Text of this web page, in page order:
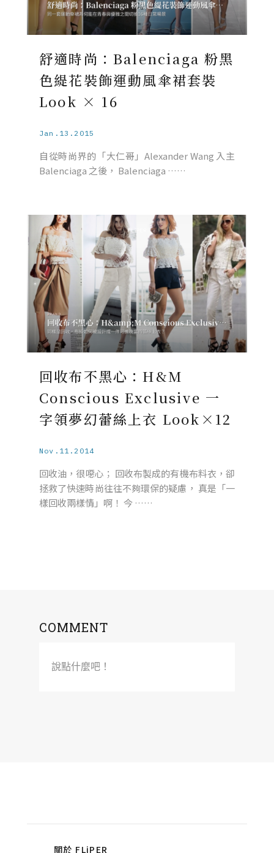
舒適時尚：Balenciaga 粉黑
色緹花裝飾運動風傘裙套裝
Look × 16
Jan.13.2015
自從時尚界的「大仁哥」Alexander Wang 入主
Balenciaga 之後， Balenciaga ……
回收布不黑心：H&M
Conscious Exclusive 一
字領夢幻蕾絲上衣 Look×12
Nov.11.2014
回收油，很噁心； 回收布製成的有機布料衣，卻
拯救了快速時尚往往不夠環保的疑慮， 真是「一
樣回收兩樣情」啊！ 今 ……
COMMENT
說點什麼吧！
關於 FLiPER